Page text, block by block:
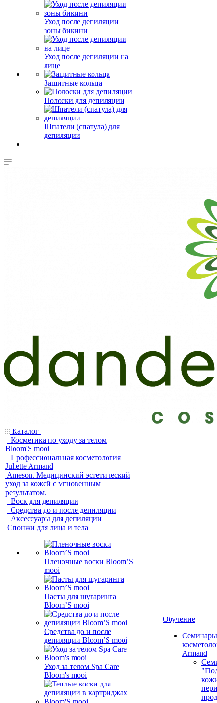
Уход после депиляции
зоны бикини
Уход после депиляции на
лице
Защитные кольца
Полоски для депиляции
Шпатели (спатула) для
депиляции
Каталог
Косметика по уходу за телом
Bloom'S mooi
Профессиональная косметология
Juliette Armand
Ameson. Медицинский эстетический
уход за кожей с мгновенным
результатом.
Воск для депиляции
Средства до и после депиляции
Аксессуары для депиляции
Спонжи для лица и тела
Пленочные воски Bloom’S
mooi
Пасты для шугаринга
Bloom’S mooi
Средства до и после
депиляции Bloom’S mooi
Уход за телом Spa Care
Bloom's mooi
Обучение
Armand